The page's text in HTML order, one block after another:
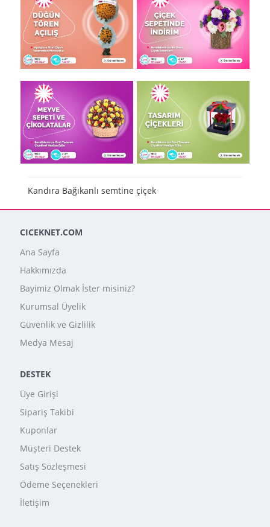
Kandıra Bağıkanlı semtine çiçek
CICEKNET.COM
Ana Sayfa
Hakkımızda
Bayimiz Olmak İster misiniz?
Kurumsal Üyelik
Güvenlik ve Gizlilik
Medya Mesaj
DESTEK
Üye Girişi
Sipariş Takibi
Kuponlar
Müşteri Destek
Satış Sözleşmesi
Ödeme Seçenekleri
İletişim